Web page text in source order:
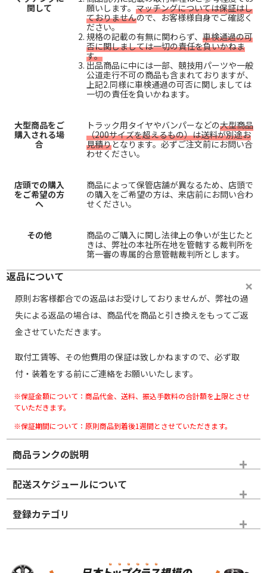
関して
願いします。 マッチングについては保証はし
ておりませんので、お客様様自身でご確認く
ださい。
規格の記載の有無に関わらず、 車検通過の可
否に関しましては一切の責任を負いかねま
す。
出品商品に中には一部、競技用パーツや一般
公道走行不可の商品も含まれておりますが、
上記2.同様に車検通過の可否に関しましては
一切の責任を負いかねます。
大型商品をご
購入される場
合
トラック用タイヤやバンパーなどの大型商品
（200サイズを超えるもの）は送料が別途お
見積りとなります。必ずご注文前にお問い合
わせください。
店頭での購入
をご希望の方
へ
商品によって保管店舗が異なるため、店頭で
の購入をご希望の方は、来店前にお問い合わ
せください。
その他
商品のご購入に関し法律上の争いが生じたと
きは、弊社の本社所在地を管轄する裁判所を
第一審の専属的合意管轄裁判所とします。
返品について
原則お客様都合での返品はお受けしておりませんが、弊社の過
失による返品の場合は、商品代を商品と引き換えをもってご返
金させていただきます。
取付工賃等、その他費用の保証は致しかねますので、必ず取
付・装着をする前にご連絡をお願いいたします。
※保証金額について：商品代金、送料、振込手数料の合計額を上限とさせ
ていただきます。
※保証期間について：原則商品到着後1週間とさせていただきます。
商品ランクの説明
※商品ランクは出品者の主観により判断しておりますので、あら
かじめご了承ください。
ホイールランク
配送スケジュールについて
登録カテゴリ
ホイールのみ